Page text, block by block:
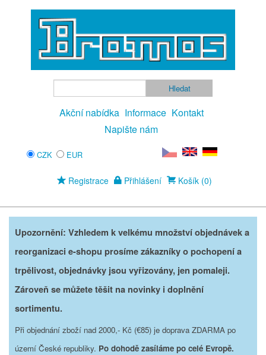
Akční nabídka Informace Kontakt
Napište nám
CZK EUR
Registrace Přihlášení Košík (0)
Upozornění: Vzhledem k velkému množství objednávek a
reorganizaci e-shopu prosíme zákazníky o pochopení a
trpělivost, objednávky jsou vyřizovány, jen pomaleji.
Zároveň se můžete těšit na novinky i doplnění
sortimentu.
Při objednání zboží nad 2000,- Kč (€85) je doprava ZDARMA po
území České republiky. Po dohodě zasíláme po celé Evropě.